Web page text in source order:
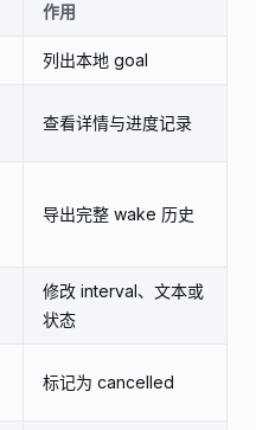
作用
列出本地 goal
查看详情与进度记录
导出完整 wake 历史
修改 interval、文本或
状态
标记为 cancelled